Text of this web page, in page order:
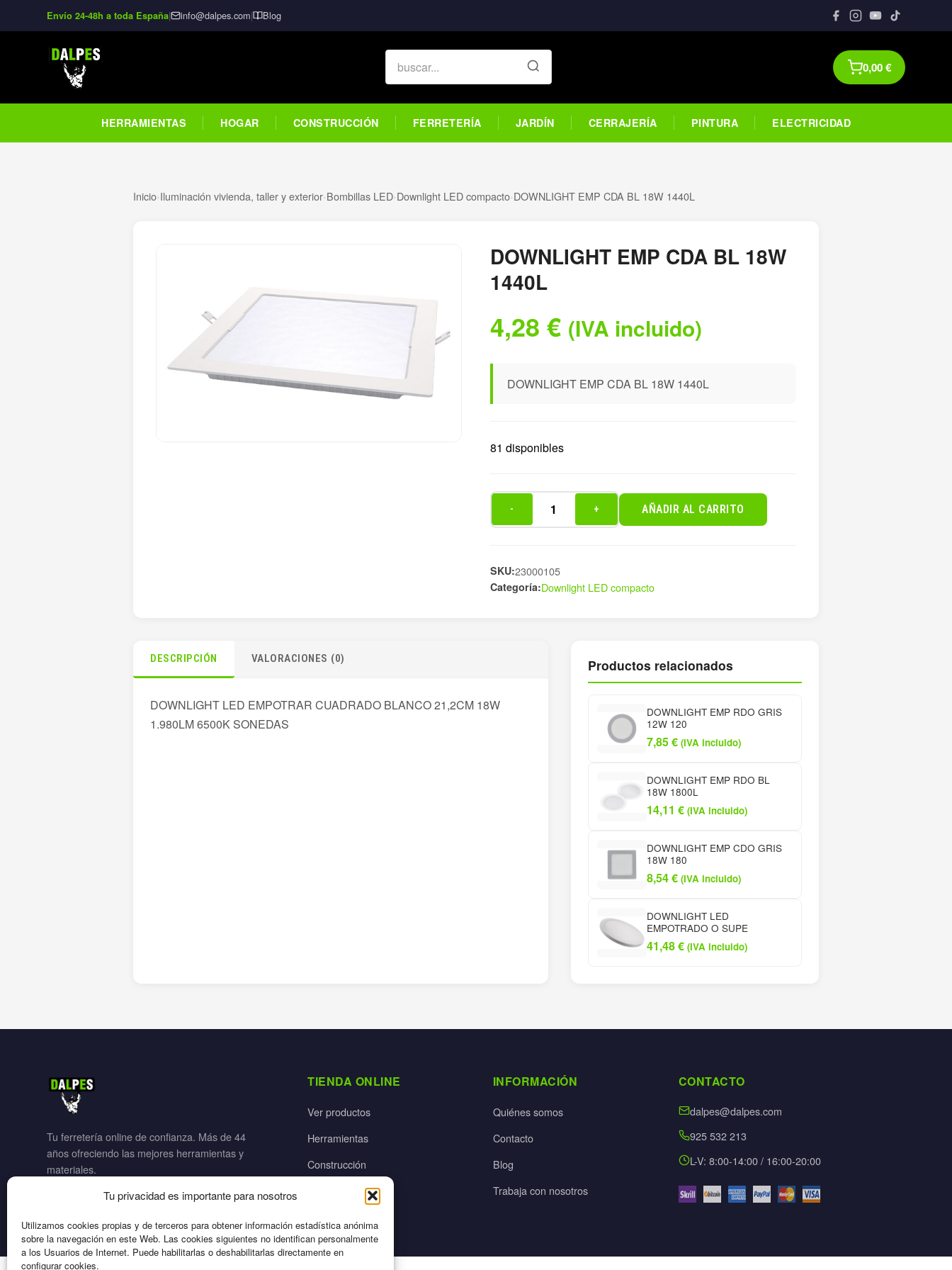
Tu privacidad es importante para nosotros
Utilizamos cookies propias y de terceros para obtener información estadística anónima
sobre la navegación en este Web. Las cookies siguientes no identifican personalmente
a los Usuarios de Internet. Puede habilitarlas o deshabilitarlas directamente en
configurar cookies.
Envío 24-48h a toda España| info@dalpes.com| Blog
0,00€
HERRAMIENTAS HOGAR CONSTRUCCIÓN FERRETERÍA JARDÍN CERRAJERÍA PINTURA ELECTRICIDAD
Inicio›Iluminación vivienda, taller y exterior›Bombillas LED›Downlight LED compacto›DOWNLIGHT EMP CDA BL 18W 1440L
DOWNLIGHT EMP CDA BL 18W
1440L
4,28 € (IVA incluido)
DOWNLIGHT EMP CDA BL 18W 1440L
81 disponibles
DOWNLIGHT
BL
18W
- + AÑADIR AL CARRITO
SKU:23000105
Categoría:Downlight LED compacto
DESCRIPCIÓN VALORACIONES (0)
DOWNLIGHT LED EMPOTRAR CUADRADO BLANCO 21,2CM 18W
1.980LM 6500K SONEDAS
Productos relacionados
DOWNLIGHT EMP RDO GRIS
12W 120
7,85€ (IVA incluido)
DOWNLIGHT EMP RDO BL
18W 1800L
14,11 € (IVA incluido)
DOWNLIGHT EMP CDO GRIS
18W 180
8,54€ (IVA incluido)
DOWNLIGHT LED
EMPOTRADO O SUPE
41,48€ (IVA incluido)
Tu ferretería online de confianza. Más de 44
años ofreciendo las mejores herramientas y
materiales.
TIENDA ONLINE
Ver productos
Herramientas
Construcción
INFORMACIÓN
Quiénes somos
Contacto
Blog
Trabaja con nosotros
CONTACTO
dalpes@dalpes.com
925 532 213
L-V: 8:00-14:00 / 16:00-20:00